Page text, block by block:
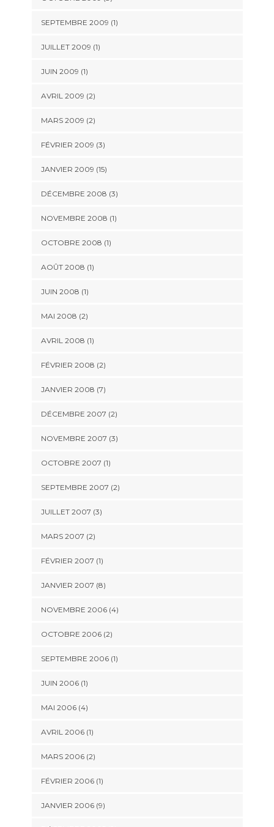
SEPTEMBRE 2009 (1)
JUILLET 2009 (1)
JUIN 2009 (1)
AVRIL 2009 (2)
MARS 2009 (2)
FÉVRIER 2009 (3)
JANVIER 2009 (15)
DÉCEMBRE 2008 (3)
NOVEMBRE 2008 (1)
OCTOBRE 2008 (1)
AOÛT 2008 (1)
JUIN 2008 (1)
MAI 2008 (2)
AVRIL 2008 (1)
FÉVRIER 2008 (2)
JANVIER 2008 (7)
DÉCEMBRE 2007 (2)
NOVEMBRE 2007 (3)
OCTOBRE 2007 (1)
SEPTEMBRE 2007 (2)
JUILLET 2007 (3)
MARS 2007 (2)
FÉVRIER 2007 (1)
JANVIER 2007 (8)
NOVEMBRE 2006 (4)
OCTOBRE 2006 (2)
SEPTEMBRE 2006 (1)
JUIN 2006 (1)
MAI 2006 (4)
AVRIL 2006 (1)
MARS 2006 (2)
FÉVRIER 2006 (1)
JANVIER 2006 (9)